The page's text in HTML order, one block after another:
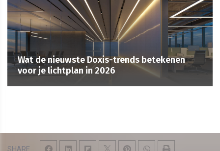
SHARE
Wat de nieuwste Doxis-trends betekenen
voor je lichtplan in 2026